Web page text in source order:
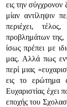
εις την σύγχρονον
μίαν αντίληψιν
περιέχει,
προβλημάτων της,
ίσως πρέπει με
μας. Αλλά πως
περί μιας
εις το ερώτημα
Ευχαριστίας έχει
εποχής του